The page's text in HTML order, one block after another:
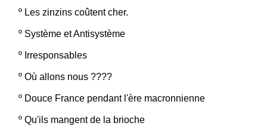
º Les zinzins coûtent cher.
º Système et Antisystème
º Irresponsables
º Où allons nous ????
º Douce France pendant l'ère macronnienne
º Qu'ils mangent de la brioche